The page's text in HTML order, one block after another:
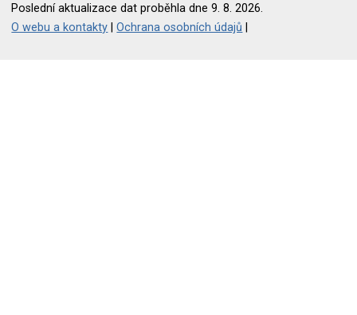
Poslední aktualizace dat proběhla dne 9. 8. 2026.
O webu a kontakty |Ochrana osobních údajů